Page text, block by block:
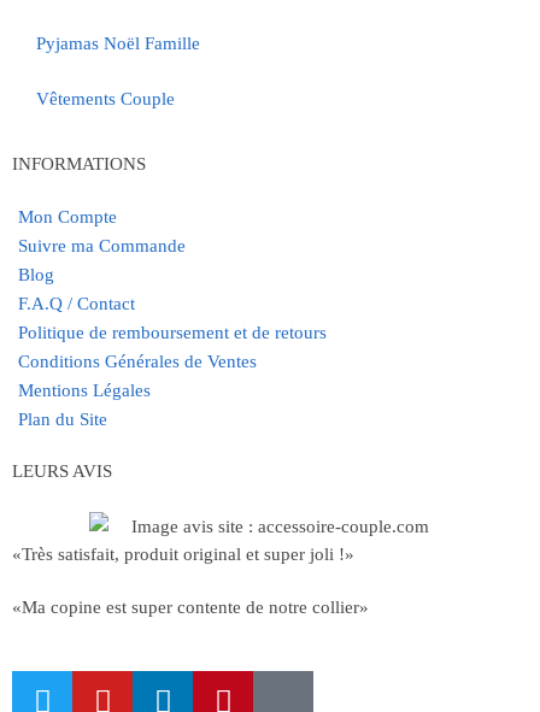
Pyjamas Noël Famille
Vêtements Couple
INFORMATIONS
Mon Compte
Suivre ma Commande
Blog
F.A.Q / Contact
Politique de remboursement et de retours
Conditions Générales de Ventes
Mentions Légales
Plan du Site
LEURS AVIS
«Très satisfait, produit original et super joli !»
«Ma copine est super contente de notre collier»